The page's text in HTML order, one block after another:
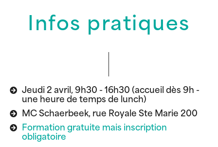
Infos pratiques
Jeudi 2 avril, 9h30 - 16h30 (accueil dès 9h -
une heure de temps de lunch)
MC Schaerbeek, rue Royale Ste Marie 200
Formation gratuite mais inscription
obligatoire